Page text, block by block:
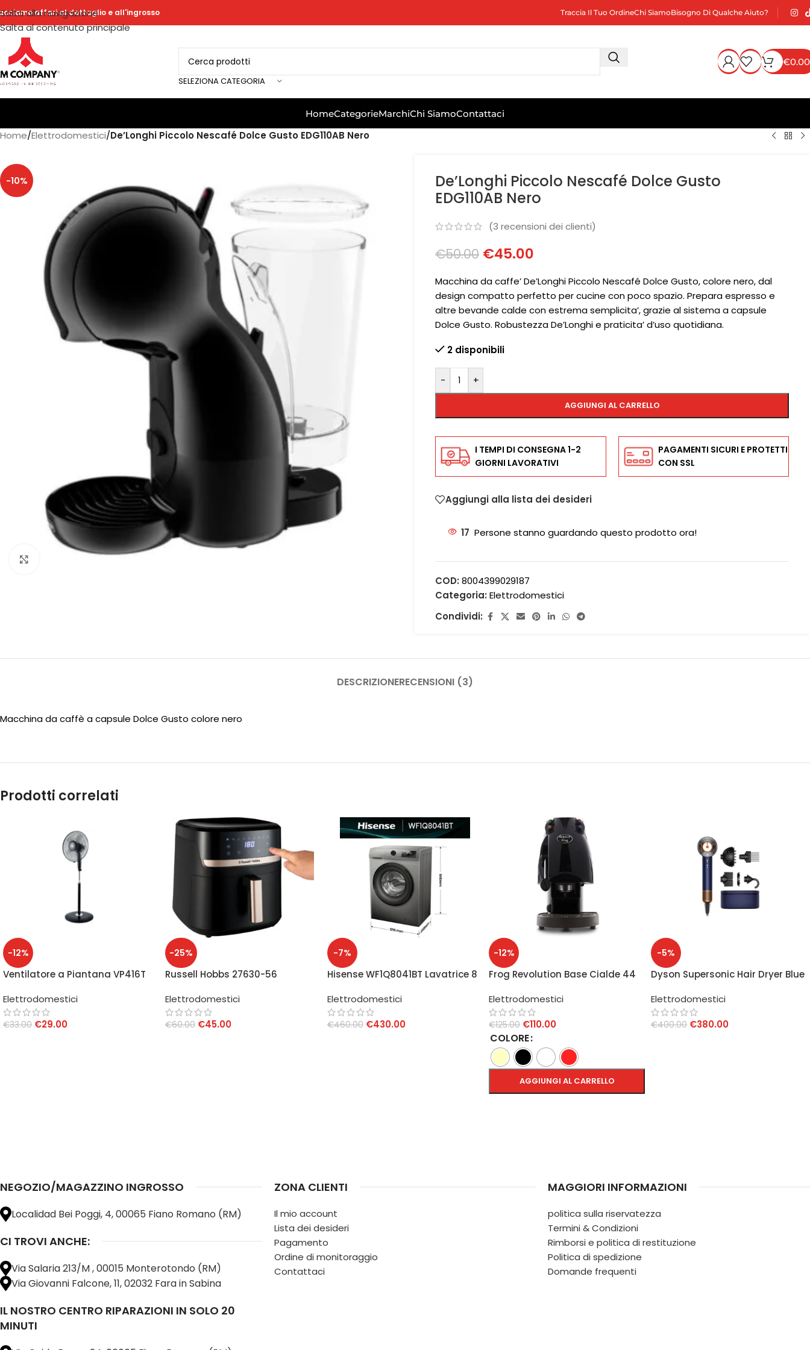
Salta alla navigazione
Salta al contenuto principale
affari al dettaglio e all'ingrosso Traccia Il Tuo OrdineChi SiamoBisogno Di Qualche Aiuto?
SELEZIONA CATEGORIA
€0.00
HomeCategorieMarchiChi SiamoContattaci
Home/Elettrodomestici/De’Longhi Piccolo Nescafé Dolce Gusto EDG110AB Nero
-10%
De’Longhi Piccolo Nescafé Dolce Gusto
EDG110AB Nero
(3 recensioni dei clienti)
€50.00 €45.00
Macchina da caffe’ De’Longhi Piccolo Nescafé Dolce Gusto, colore nero, dal
design compatto perfetto per cucine con poco spazio. Prepara espresso e
altre bevande calde con estrema semplicita’, grazie al sistema a capsule
Dolce Gusto. Robustezza De’Longhi e praticita’ d’uso quotidiana.
2 disponibili
- +
AGGIUNGI AL CARRELLO
I TEMPI DI CONSEGNA 1-2
GIORNI LAVORATIVI
PAGAMENTI SICURI E PROTETTI
CON SSL
Aggiungi alla lista dei desideri
17 Persone stanno guardando questo prodotto ora!
COD: 8004399029187
Categoria: Elettrodomestici
Condividi:
DESCRIZIONERECENSIONI (3)
Macchina da caffè a capsule Dolce Gusto colore nero
Prodotti correlati
-12%
Ventilatore a Piantana VP416T
Elettrodomestici
€33.00 €29.00
-25%
Russell Hobbs 27630-56
Elettrodomestici
€60.00 €45.00
-7%
Hisense WF1Q8041BT Lavatrice 8
Elettrodomestici
€460.00 €430.00
-12%
Frog Revolution Base Cialde 44
Elettrodomestici
€125.00 €110.00
COLORE
AGGIUNGI AL CARRELLO
-5%
Dyson Supersonic Hair Dryer Blue
Elettrodomestici
€400.00 €380.00
NEGOZIO/MAGAZZINO INGROSSO
Localidad Bei Poggi, 4, 00065 Fiano Romano (RM)
CI TROVI ANCHE:
Via Salaria 213/M , 00015 Monterotondo (RM)
Via Giovanni Falcone, 11, 02032 Fara in Sabina
IL NOSTRO CENTRO RIPARAZIONI IN SOLO 20
MINUTI
ZONA CLIENTI
Il mio account
Lista dei desideri
Pagamento
Ordine di monitoraggio
Contattaci
MAGGIORI INFORMAZIONI
politica sulla riservatezza
Termini & Condizioni
Rimborsi e politica di restituzione
Politica di spedizione
Domande frequenti